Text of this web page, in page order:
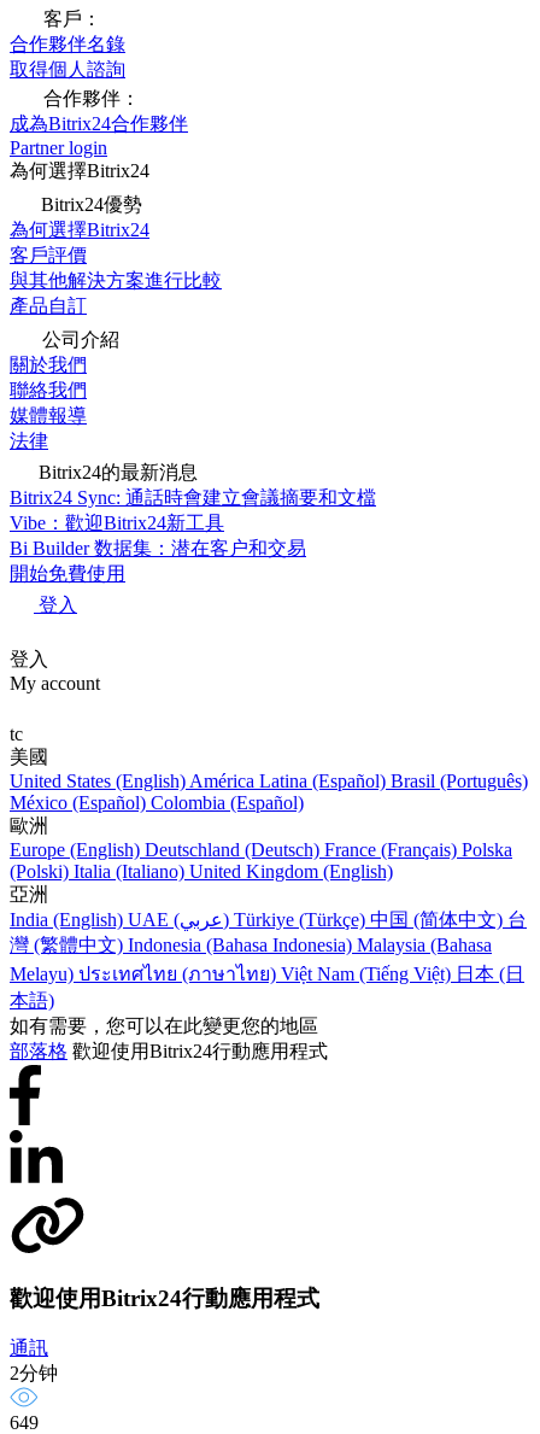
客戶：
合作夥伴名錄
取得個人諮詢
合作夥伴：
成為Bitrix24合作夥伴
Partner login
為何選擇Bitrix24
Bitrix24優勢
為何選擇Bitrix24
客戶評價
與其他解決方案進行比較
產品自訂
公司介紹
關於我們
聯絡我們
媒體報導
法律
Bitrix24的最新消息
Bitrix24 Sync: 通話時會建立會議摘要和文檔
Vibe：歡迎Bitrix24新工具
Bi Builder 数据集：潜在客户和交易
開始免費使用
登入
登入
My account
tc
美國
United States (English) América Latina (Español) Brasil (Português)
México (Español) Colombia (Español)
歐洲
Europe (English) Deutschland (Deutsch) France (Français) Polska
(Polski) Italia (Italiano) United Kingdom (English)
亞洲
India (English)
UAE (عربي) Türkiye (Türkçe) 中国 (简体中文) 台
灣 (繁體中文) Indonesia (Bahasa Indonesia) Malaysia (Bahasa
Melayu) ประเทศไทย (ภาษาไทย) Việt Nam (Tiếng Việt) 日本 (日
本語)
如有需要，您可以在此變更您的地區
部落格 歡迎使用Bitrix24行動應用程式
歡迎使用Bitrix24行動應用程式
通訊
2分钟
649